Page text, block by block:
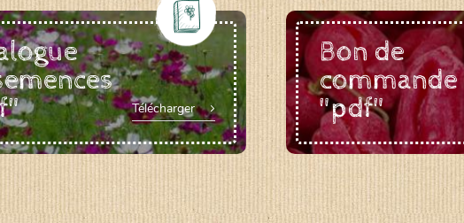
Télécharger
Bon de
commande
"pdf"